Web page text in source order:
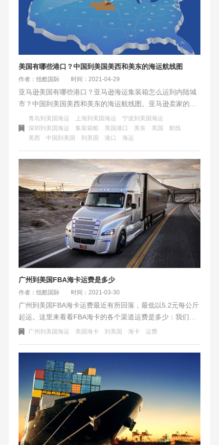
美国有哪些港口？中国到美国美西和美东的海运航线图
作者：纽酷国际 时间：2021-04-29
亚马逊美国有哪些港口？亚马逊海运集装箱怎么运到内陆城
市？中国到美国美西和美东的海运航线图​。亚马逊卖家的货
物从国内发到美国，会从哪些港口进到美国？虽然美国主要
港口有48个，比如纽约港、芝加哥港、洛杉矶港、西雅图
港、新泽西港等，但亚马逊海运到美国的进入的港口却比较
少，主要就几个。
青岛到美国海运 上海到美国海运
宁波到美国海运
深圳到美国海运
集装箱船 美国港口 美东 美国
航线
美西
中国到美国 到美国 港口 海运
广州到美国FBA海卡运费是多少
作者：纽酷国际 时间：2021-03-30
广州到美国FBA海卡运费最近有所回落，最低以5.2元每公斤
起运。这里来看看FBA海卡的各个渠道运费是多少：我们的
FBA海卡渠道按海运头程前端分有三种不同的船司，美森快
最高、以星次之、长荣随后。
广州到美国海运 美国海卡 到美国 海卡 运费